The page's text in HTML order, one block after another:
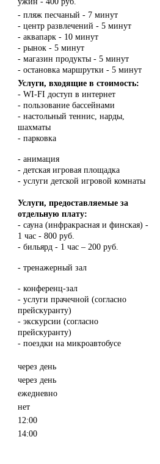
- пляж песчаный - 7 минут
- центр развлечений - 5 минут
- аквапарк - 10 минут
- рынок - 5 минут
- магазин продукты - 5 минут
- остановка маршрутки - 5 минут
Услуги, входящие в стоимость:
- WI-FI доступ в интернет
- пользование бассейнами
- настольный теннис, нарды,
шахматы
- парковка
- анимация
- детская игровая площадка
- услуги детской игровой комнаты
Услуги, предоставляемые за
отдельную плату:
- сауна (инфракрасная и финская) -
1 час - 800 руб.
- бильярд - 1 час – 200 руб.
- тренажерный зал
- конференц-зал
- услуги прачечной (согласно
прейскуранту)
- экскурсии (согласно
прейскуранту)
- поездки на микроавтобусе
через день
через день
ежедневно
нет
12:00
14:00